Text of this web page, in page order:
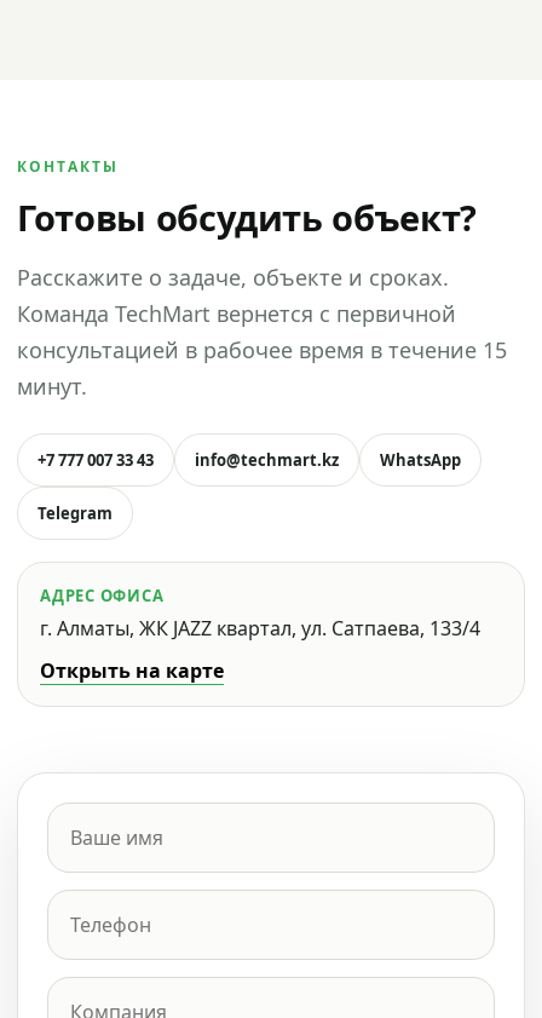
КОНТАКТЫ
Готовы обсудить объект?
Расскажите о задаче, объекте и сроках.
Команда TechMart вернется с первичной
консультацией в рабочее время в течение 15
минут.
+7 777 007 33 43 info@techmart.kz WhatsApp
Telegram
АДРЕС ОФИСА
г. Алматы, ЖК JAZZ квартал, ул. Сатпаева, 133/4
Открыть на карте